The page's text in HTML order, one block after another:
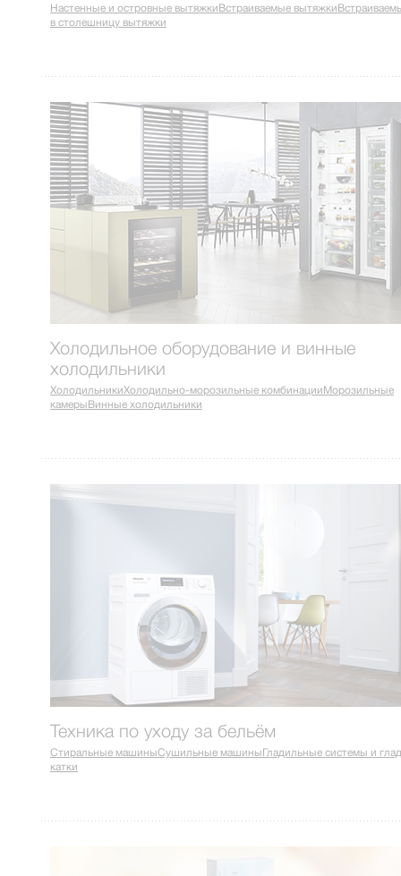
Настенные и островные вытяжкиВстраиваемые вытяжки
в столешницу вытяжки
Холодильное оборудование и винные
холодильники
ХолодильникиХолодильно-морозильные комбинацииМорозильные
камерыВинные холодильники
Техника по уходу за бельём
Стиральные машиныСушильные машиныГладильные системы и
катки